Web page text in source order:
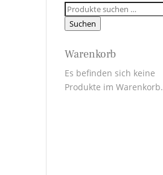
Suchen
nach:
Suchen
Warenkorb
Es befinden sich keine
Produkte im Warenkorb.